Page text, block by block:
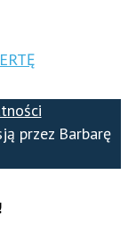
przez Barbarę